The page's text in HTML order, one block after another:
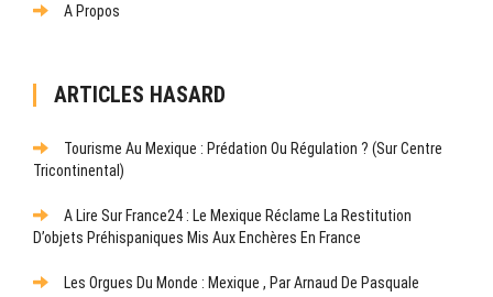
A Propos
ARTICLES HASARD
Tourisme Au Mexique : Prédation Ou Régulation ? (Sur Centre
Tricontinental)
A Lire Sur France24 : Le Mexique Réclame La Restitution
D’objets Préhispaniques Mis Aux Enchères En France
Les Orgues Du Monde : Mexique , Par Arnaud De Pasquale